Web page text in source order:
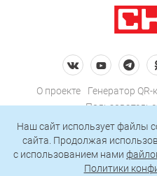
О проекте Генератор QR-
Политика
Наш сайт использует файлы
сайта. Продолжая
c использованием нами
Политики